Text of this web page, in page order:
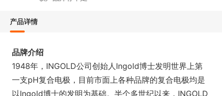
产品详情
品牌介绍
1948年，INGOLD公司创始人Ingold博士发明世界上第
一支pH复合电极，目前市面上各种品牌的复合电极均是
以Ingold博士的发明为基础。半个多世纪以来，INGOLD